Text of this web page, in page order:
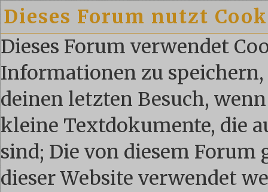
Dieses Forum nutzt
Dieses Forum verwendet
Informationen zu
deinen letzten Besuch,
kleine Textdokumente, die
sind; Die von diesem Forum
dieser Website verwendet